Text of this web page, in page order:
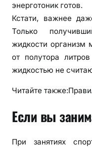
энерготоник готов.
Кстати, важнее
Только
жидкости организм
от полутора
жидкостью не
Читайте
Если вы
При занятиях